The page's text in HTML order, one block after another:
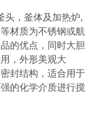
头，釜体及加热炉,
材质为不锈钢或航
的优点，同时大胆
，外形美观大
封结构， 适合用于
的化学介质进行搅